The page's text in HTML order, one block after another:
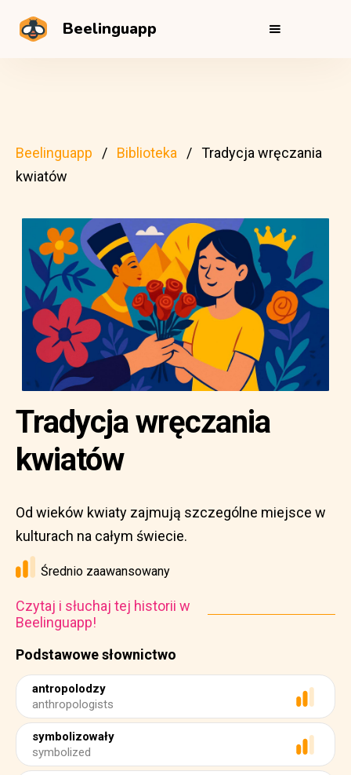
Beelinguapp
Beelinguapp Biblioteka
Tradycja wręczania
kwiatów
Podstawowe słownictwo
antropolodzy
anthropologists
symbolizowały
symbolized
Tradycja wręczania
kwiatów
Od wieków kwiaty zajmują szczególne miejsce w
kulturach na całym świecie.
Średnio zaawansowany
Czytaj i słuchaj tej historii w
Beelinguapp!